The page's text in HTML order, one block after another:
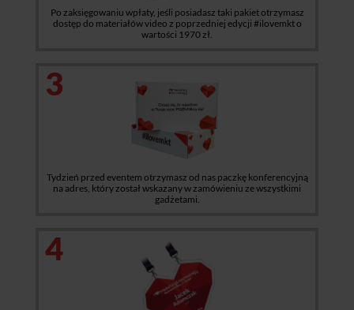
Po zaksięgowaniu wpłaty, jeśli posiadasz taki pakiet otrzymasz
dostęp do materiałów video z poprzedniej edycji #ilovemkt o
wartości 1970 zł.
3
Tydzień przed eventem otrzymasz od nas paczkę konferencyjną
na adres, który został wskazany w zamówieniu ze wszystkimi
gadżetami.
4